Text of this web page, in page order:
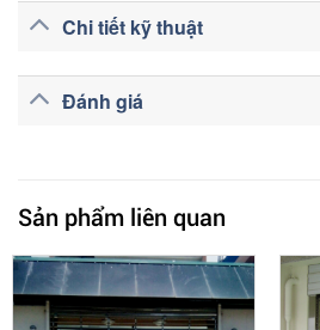
Chi tiết kỹ thuật
Đánh giá
Sản phẩm liên quan